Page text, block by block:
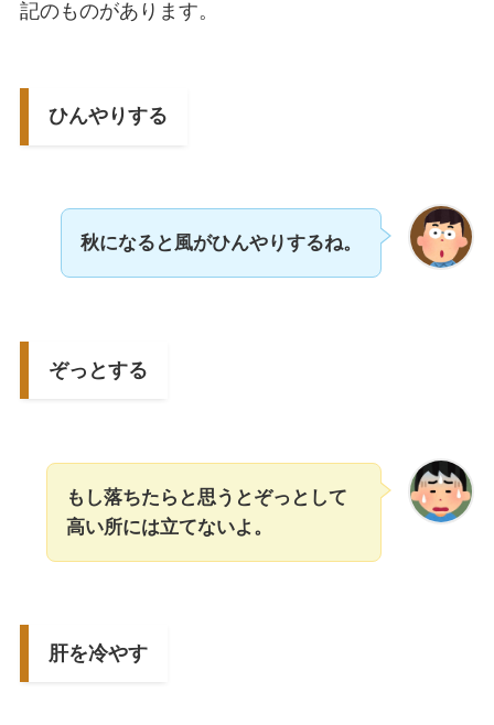
記のものがあります。
ひんやりする
秋になると風がひんやりするね。
ぞっとする
もし落ちたらと思うとぞっとして
高い所には立てないよ。
肝を冷やす